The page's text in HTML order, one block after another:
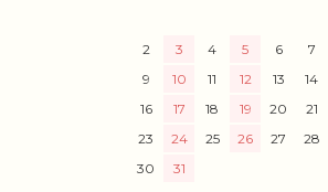
2
3 4 5 6 7
9
10 11 12 13 14
16
17 18 19 20 21
23
24 25 26 27 28
30
31